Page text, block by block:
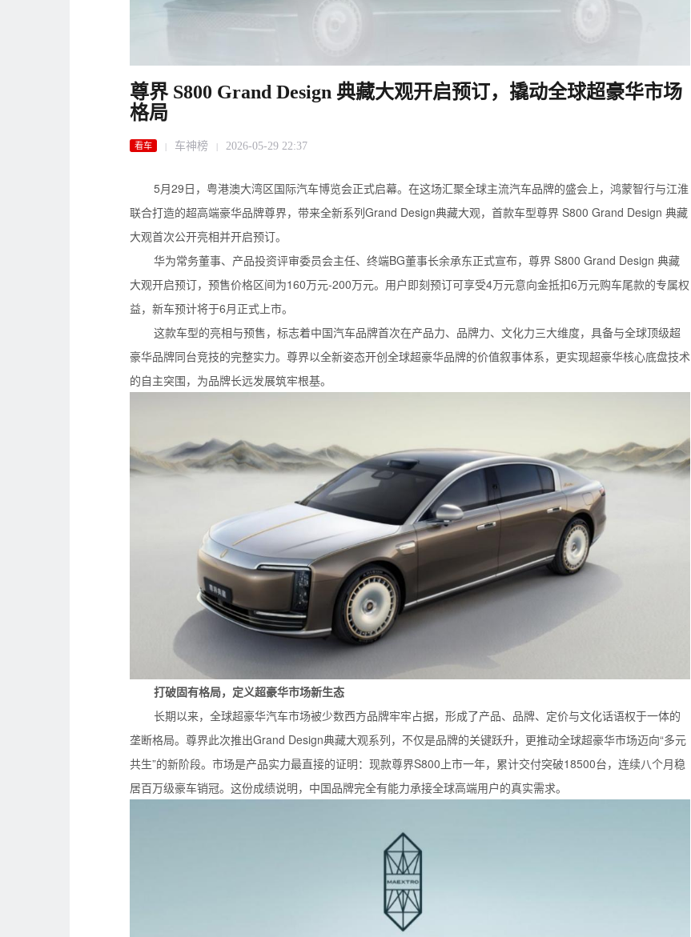
尊界 S800 Grand Design 典藏大观开启预订，撬动全球超豪华市场
格局
看车 | 车神榜 | 2026-05-29 22:37
5月29日，粤港澳大湾区国际汽车博览会正式启幕。在这场汇聚全球主流汽车品牌的盛会上，鸿蒙智行与江淮
联合打造的超高端豪华品牌尊界，带来全新系列Grand Design典藏大观，首款车型尊界 S800 Grand Design 典藏
大观首次公开亮相并开启预订。
华为常务董事、产品投资评审委员会主任、终端BG董事长余承东正式宣布，尊界 S800 Grand Design 典藏
大观开启预订，预售价格区间为160万元-200万元。用户即刻预订可享受4万元意向金抵扣6万元购车尾款的专属权
益，新车预计将于6月正式上市。
这款车型的亮相与预售，标志着中国汽车品牌首次在产品力、品牌力、文化力三大维度，具备与全球顶级超
豪华品牌同台竞技的完整实力。尊界以全新姿态开创全球超豪华品牌的价值叙事体系，更实现超豪华核心底盘技术
的自主突围，为品牌长远发展筑牢根基。
打破固有格局，定义超豪华市场新生态
长期以来，全球超豪华汽车市场被少数西方品牌牢牢占据，形成了产品、品牌、定价与文化话语权于一体的
垄断格局。尊界此次推出Grand Design典藏大观系列，不仅是品牌的关键跃升，更推动全球超豪华市场迈向“多元
共生”的新阶段。市场是产品实力最直接的证明：现款尊界S800上市一年，累计交付突破18500台，连续八个月稳
居百万级豪车销冠。这份成绩说明，中国品牌完全有能力承接全球高端用户的真实需求。